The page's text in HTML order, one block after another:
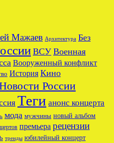
Мажаев Архитектура Без
ВСУ Военная
Вооруженный конфликт
История Кино
России
Теги анонс концерта
мода мужчины новый альбом
премьера рецензии
тренды юбилейный концерт